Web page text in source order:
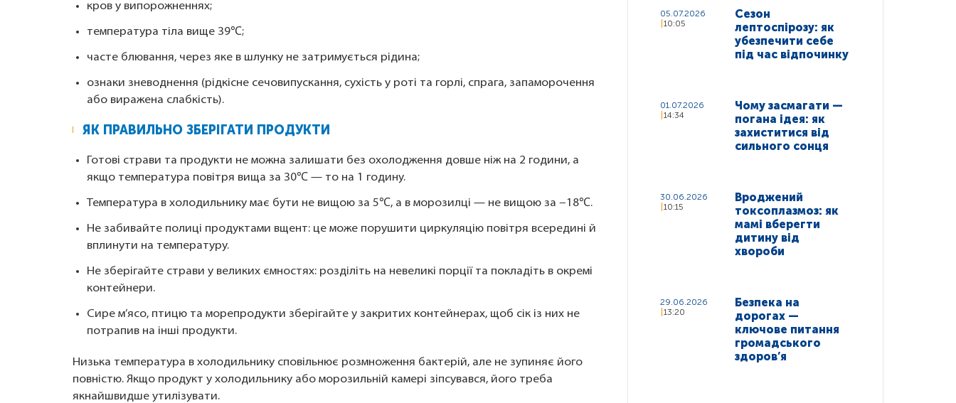
кров у випорожненнях;
температура тіла вище 39℃;
часте блювання, через яке в шлунку не затримується рідина;
ознаки зневоднення (рідкісне сечовипускання, сухість у роті та горлі, спрага, запаморочення
або виражена слабкість).
ЯК ПРАВИЛЬНО ЗБЕРІГАТИ ПРОДУКТИ
Готові страви та продукти не можна залишати без охолодження довше ніж на 2 години, а
якщо температура повітря вища за 30℃ — то на 1 годину.
Температура в холодильнику має бути не вищою за 5℃, а в морозилці — не вищою за −18℃.
Не забивайте полиці продуктами вщент: це може порушити циркуляцію повітря всередині й
вплинути на температуру.
Не зберігайте страви у великих ємностях: розділіть на невеликі порції та покладіть в окремі
контейнери.
Сире м’ясо, птицю та морепродукти зберігайте у закритих контейнерах, щоб сік із них не
потрапив на інші продукти.
Низька температура в холодильнику сповільнює розмноження бактерій, але не зупиняє його
повністю. Якщо продукт у холодильнику або морозильній камері зіпсувався, його треба
якнайшвидше утилізувати.
05.07.2026
10:05
Сезон
лептоспірозу: як
убезпечити себе
під час відпочинку
01.07.2026
14:34
Чому засмагати —
погана ідея: як
захиститися від
сильного сонця
30.06.2026
10:15
Вроджений
токсоплазмоз: як
мамі вберегти
дитину від
хвороби
29.06.2026
13:20
Безпека на
дорогах —
ключове питання
громадського
здоров’я